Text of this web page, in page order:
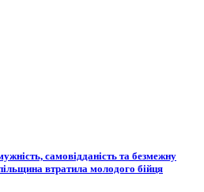
самовідданість та безмежну
втратила молодого бійця